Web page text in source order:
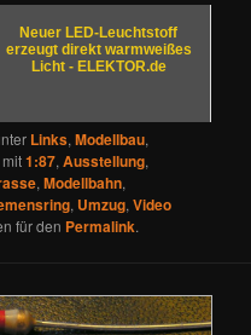
Neuer LED-Leuchtstoff
erzeugt direkt warmweißes
Licht - ELEKTOR.de
Links,Modellbau,
mit1:87,Ausstellung,
,Modellbahn,
, Umzug,Video
für den Permalink.